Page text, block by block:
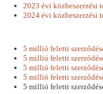
2023 évi közbeszerzési
2024 évi közbeszerzési
5 millió feletti
5 millió feletti
5 millió feletti
5 millió feletti
5 millió feletti